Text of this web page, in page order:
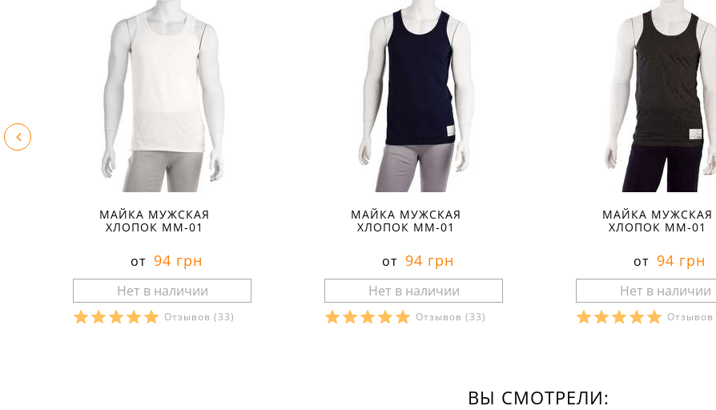
МАЙКА МУЖСКАЯ
ХЛОПОК ММ-01
от 94 грн
Отзывов (33)
МАЙКА МУЖСКАЯ
ХЛОПОК ММ-01
от 94 грн
Отзывов (33)
МАЙКА МУЖСКАЯ
ХЛОПОК ММ-01
от 94 грн
Отзывов
ВЫ СМОТРЕЛИ: